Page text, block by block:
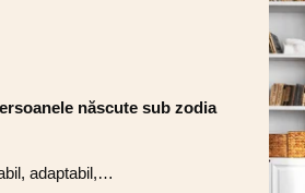
născute sub zodia
adaptabil,…